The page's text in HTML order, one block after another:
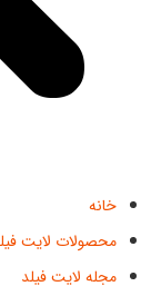
خانه
محصولات لایت
مجله لایت فیلد